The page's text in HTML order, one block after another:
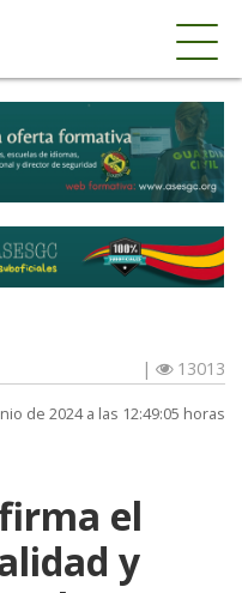
| 13013
de 2024 a las 12:49:05 horas
el
y